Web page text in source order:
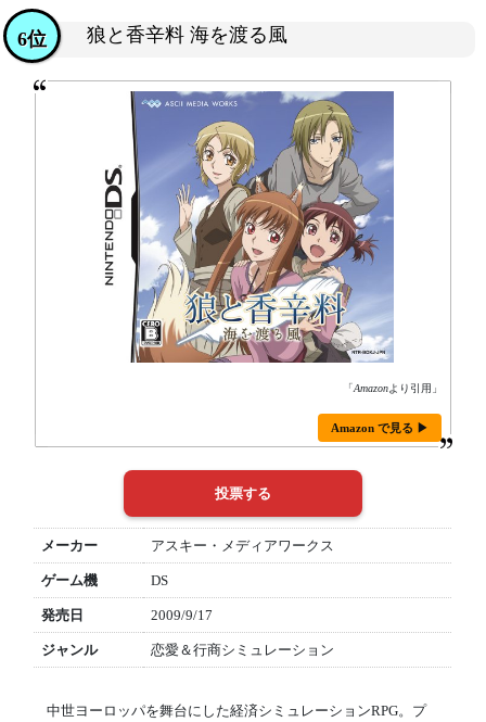
狼と香辛料 海を渡る風
6位
「Amazonより引用」
Amazon で見る ▶
メーカー アスキー・メディアワークス
ゲーム機 DS
発売日 2009/9/17
ジャンル 恋愛＆行商シミュレーション
中世ヨーロッパを舞台にした経済シミュレーションRPG。プ